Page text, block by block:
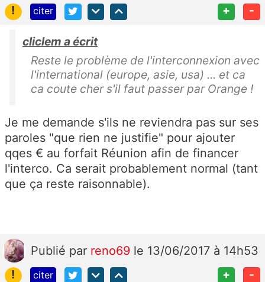
!
citer + -
cliclem a écrit
Reste le problème de l'interconnexion avec
l'international (europe, asie, usa) ... et ca
ca coute cher s'il faut passer par Orange !
Je me demande s'ils ne reviendra pas sur ses
paroles "que rien ne justifie" pour ajouter
qqes € au forfait Réunion afin de financer
l'interco. Ca serait probablement normal (tant
que ça reste raisonnable).
Publié par reno69 le 13/06/2017 à 14h53
!
citer + -